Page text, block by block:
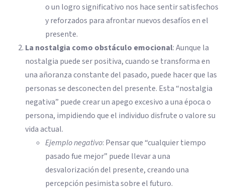
o un logro significativo nos hace sentir satisfechos
y reforzados para afrontar nuevos desafíos en el
presente.
La nostalgia como obstáculo emocional: Aunque la
nostalgia puede ser positiva, cuando se transforma en
una añoranza constante del pasado, puede hacer que las
personas se desconecten del presente. Esta “nostalgia
negativa” puede crear un apego excesivo a una época o
persona, impidiendo que el individuo disfrute o valore su
vida actual.
Ejemplo negativo: Pensar que “cualquier tiempo
pasado fue mejor” puede llevar a una
desvalorización del presente, creando una
percepción pesimista sobre el futuro.